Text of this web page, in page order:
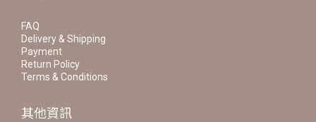
FAQ
Delivery & Shipping
Payment
Return Policy
Terms & Conditions
其他資訊